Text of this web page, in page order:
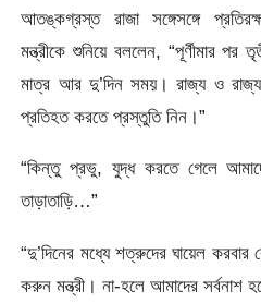
আতঙ্কগ্রস্ত রাজা সঙ্গেসঙ্গে
মন্ত্রীকে শুনিয়ে বললেন, “পূর্ণীমার পর
মাত্র আর দু’দিন সময়। রাজ্য ও
প্রতিহত করতে প্রস্তুতি নিন।”
“কিন্তু প্রভু, যুদ্ধ করতে গেলে
তাড়াতাড়ি…”
“দু’দিনের মধ্যে শত্রুদের ঘায়েল করবার
করুন মন্ত্রী। না-হলে আমাদের সর্বনাশ